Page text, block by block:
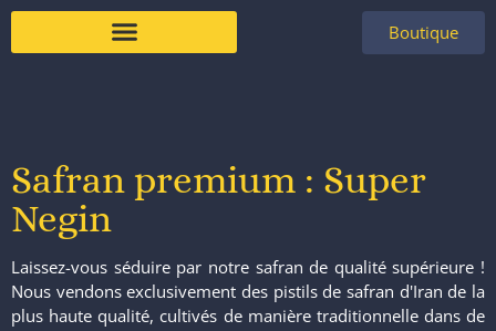
Boutique
Safran premium : Super
Negin
Laissez-vous séduire par notre safran de qualité supérieure !
Nous vendons exclusivement des pistils de safran d'Iran de la
plus haute qualité, cultivés de manière traditionnelle dans de